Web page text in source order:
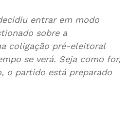
entrar em modo
sobre a
coligação pré-eleitoral
se verá. Seja como for,
o partido está preparado